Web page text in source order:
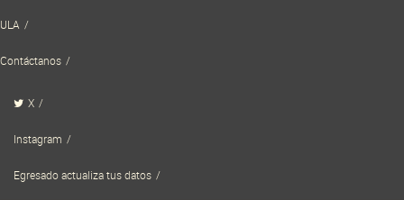
to
ULA
Contáctanos
X
Instagram
Egresado actualiza tus datos